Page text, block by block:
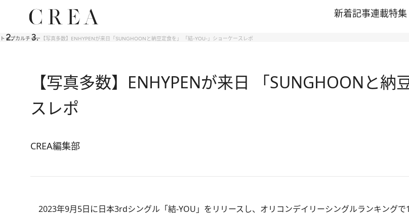
新着記事連載特集
トップカルチャー 【写真多数】ENHYPENが来日「SUNGHOONと納豆定食を」 「結-YOU-」ショーケースレポ
【写真多数】ENHYPENが来日 「SUNGHOONと
スレポ
CREA編集部
2023年9月5日に日本3rdシングル「結-YOU」をリリースし、オリコンデイリーシングルランキングで